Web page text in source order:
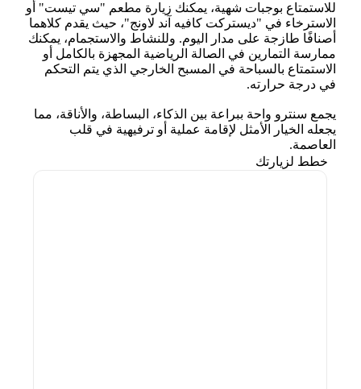
للاستمتاع بوجبات شهية، يمكنك زيارة مطعم "سي تيست" أو
الاسترخاء في "ديستركت كافيه آند لاونج"، حيث يقدم كلاهما
أصنافًا طازجة على مدار اليوم. وللنشاط والاستجمام، يمكنك
ممارسة التمارين في الصالة الرياضية المجهزة بالكامل أو
الاستمتاع بالسباحة في المسبح الخارجي الذي يتم التحكم
في درجة حرارته.
يجمع سنترو واحة ببراعة بين الذكاء، البساطة، والأناقة، مما
يجعله الخيار الأمثل لإقامة عملية أو ترفيهية في قلب
العاصمة.
خطط لزيارتك